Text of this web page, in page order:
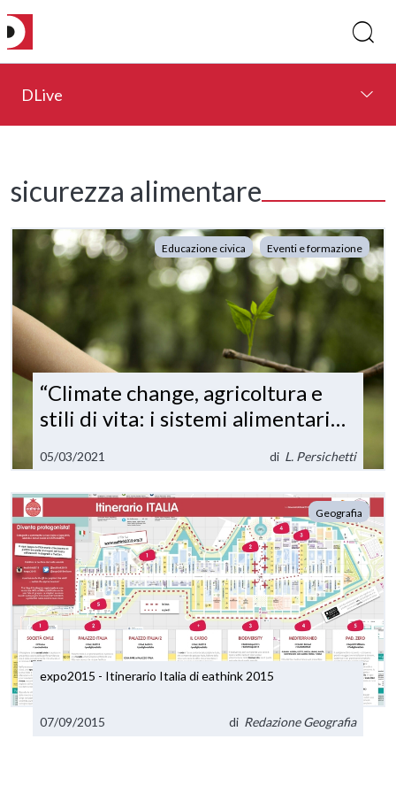
DLive
sicurezza alimentare
Educazione civica Eventi e formazione
“Climate change, agricoltura e
stili di vita: i sistemi alimentari
12 e 13
05/03/2021 di L. Persichetti
Geografia
expo2015 - Itinerario Italia di eathink 2015
07/09/2015 di Redazione Geografia